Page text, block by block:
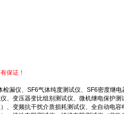
保证！
漏仪、SF6气体纯度测试仪、SF6密度继电
、变压器变比组别测试仪、微机继电保护测
、变频抗干扰介质损耗测试仪、全自动电容